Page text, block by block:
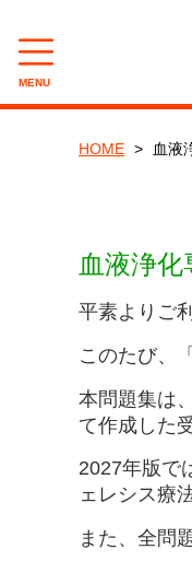
MENU
呼吸療法認定士（
呼吸療法認定士 実
呼吸治療専門臨床工
血液浄化専門臨床工
透析技能1級検定
透析技能2級検定
HOME 血液
血液浄
平素よりご
このたび、
「
本問題集は
て作成した
2027年版で
ェレシス療
また、 全問